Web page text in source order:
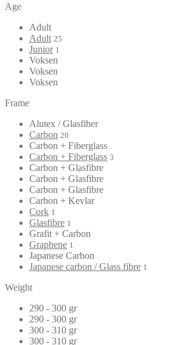
Age
Adult
Adult 25
Junior 1
Voksen
Voksen
Voksen
Frame
Alutex / Glasfiber
Carbon 20
Carbon + Fiberglass
Carbon + Fiberglass 3
Carbon + Glasfibre
Carbon + Glasfibre
Carbon + Glasfibre
Carbon + Kevlar
Cork 1
Glasfibre 1
Grafit + Carbon
Graphene 1
Japanese Carbon
Japanese carbon / Glass fibre 1
Weight
290 - 300 gr
290 - 300 gr
300 - 310 gr
300 - 310 gr